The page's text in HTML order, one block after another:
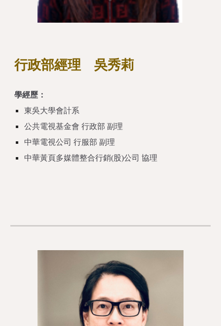
行政部經理吳秀莉
學經歷：
東吳大學會計系
公共電視基金會 行政部 副理
中華電視公司 行服部 副理
中華黃頁多媒體整合行銷(股)公司 協理